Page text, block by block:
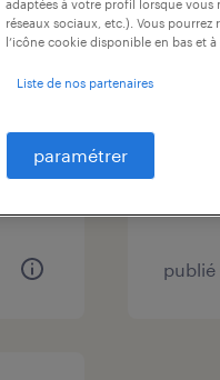
publié
adaptées à votre profil lorsque vous
réseaux sociaux, etc.). Vous
l’icône cookie disponible en bas et
Liste de nos partenaires
paramétrer